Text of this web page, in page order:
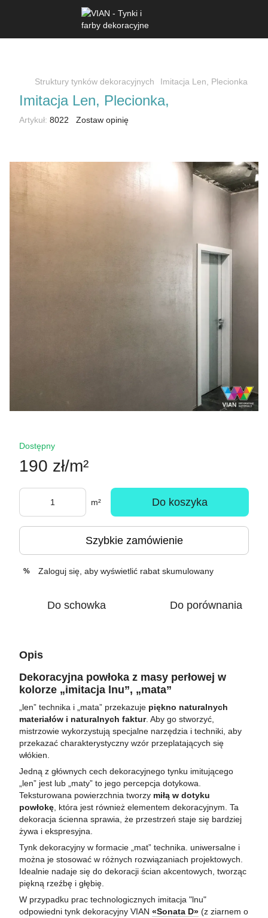
Struktury tynków dekoracyjnych Imitacja Len, Plecionka
Imitacja Len, Plecionka,
Artykuł: 8022 Zostaw opinię
Dostępny
190 zł/m²
m² Do koszyka
Szybkie zamówienie
% Zaloguj się , aby wyświetlić rabat skumulowany
Do schowka Do porównania
Opis
Dekoracyjna powłoka z masy perłowej w
kolorze „imitacja lnu”, „mata”
„len” technika i „mata” przekazuje piękno naturalnych
materiałów i naturalnych faktur. Aby go stworzyć,
mistrzowie wykorzystują specjalne narzędzia i techniki, aby
przekazać charakterystyczny wzór przeplatających się
włókien.
Jedną z głównych cech dekoracyjnego tynku imitującego
„len” jest lub „maty” to jego percepcja dotykowa.
Teksturowana powierzchnia tworzy miłą w dotyku
powłokę, która jest również elementem dekoracyjnym. Ta
dekoracja ścienna sprawia, że ​​przestrzeń staje się bardziej
żywa i ekspresyjna.
Tynk dekoracyjny w formacie „mat” technika. uniwersalne i
można je stosować w różnych rozwiązaniach projektowych.
Idealnie nadaje się do dekoracji ścian akcentowych, tworząc
piękną rzeźbę i głębię.
W przypadku prac technologicznych imitacja "lnu"
odpowiedni tynk dekoracyjny VIAN «Sonata D» (z ziarnem o